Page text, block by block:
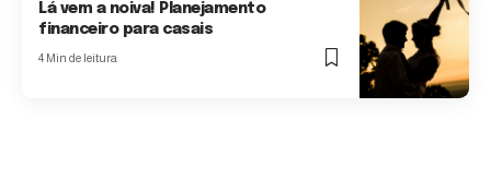
Lá vem a noiva! Planejamento
financeiro para casais
4 Min de leitura